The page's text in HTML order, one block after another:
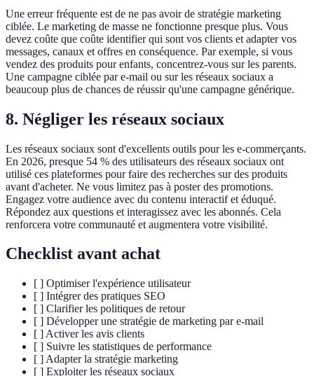
Une erreur fréquente est de ne pas avoir de stratégie marketing
ciblée. Le marketing de masse ne fonctionne presque plus. Vous
devez coûte que coûte identifier qui sont vos clients et adapter vos
messages, canaux et offres en conséquence. Par exemple, si vous
vendez des produits pour enfants, concentrez-vous sur les parents.
Une campagne ciblée par e-mail ou sur les réseaux sociaux a
beaucoup plus de chances de réussir qu'une campagne générique.
8. Négliger les réseaux sociaux
Les réseaux sociaux sont d'excellents outils pour les e-commerçants.
En 2026, presque 54 % des utilisateurs des réseaux sociaux ont
utilisé ces plateformes pour faire des recherches sur des produits
avant d'acheter. Ne vous limitez pas à poster des promotions.
Engagez votre audience avec du contenu interactif et éduqué.
Répondez aux questions et interagissez avec les abonnés. Cela
renforcera votre communauté et augmentera votre visibilité.
Checklist avant achat
[ ] Optimiser l'expérience utilisateur
[ ] Intégrer des pratiques SEO
[ ] Clarifier les politiques de retour
[ ] Développer une stratégie de marketing par e-mail
[ ] Activer les avis clients
[ ] Suivre les statistiques de performance
[ ] Adapter la stratégie marketing
[ ] Exploiter les réseaux sociaux